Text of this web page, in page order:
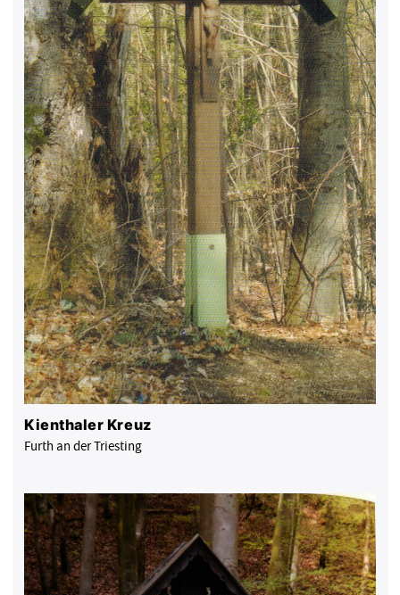
Kienthaler Kreuz
Furth an der Triesting